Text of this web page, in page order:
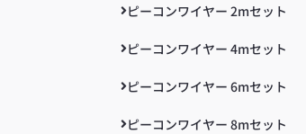
ピーコンワイヤー 2mセット
ピーコンワイヤー 4mセット
ピーコンワイヤー 6mセット
ピーコンワイヤー 8mセット